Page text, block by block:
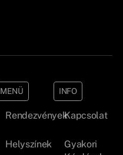
MENÜ
Rendezvények
Helyszínek
INFO
Kapcsolat
Gyakori